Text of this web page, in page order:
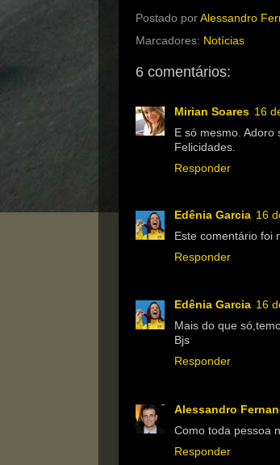
Postado por Alessandro
Marcadores: Notícias
6 comentários:
Mirian Soares 16
E só mesmo. Adoro
Felicidades.
Responder
Edênia Garcia 16
Este comentário foi
Responder
Edênia Garcia 16
Mais do que
Bjs
Responder
Alessandro
Como toda pessoa
Responder